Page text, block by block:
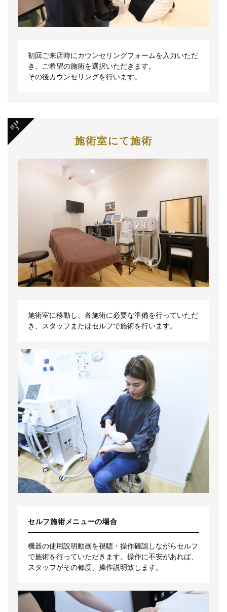
初回ご来店時にカウンセリングフォームを入力いただ
き、ご希望の施術を選択いただきます。
その後カウンセリングを行います。
施術室にて施術
施術室に移動し、各施術に必要な準備を行っていただ
き、スタッフまたはセルフで施術を行います。
セルフ施術メニューの場合
機器の使用説明動画を視聴・操作確認しながらセルフ
で施術を行っていただきます。操作に不安があれば、
スタッフがその都度、操作説明致します。